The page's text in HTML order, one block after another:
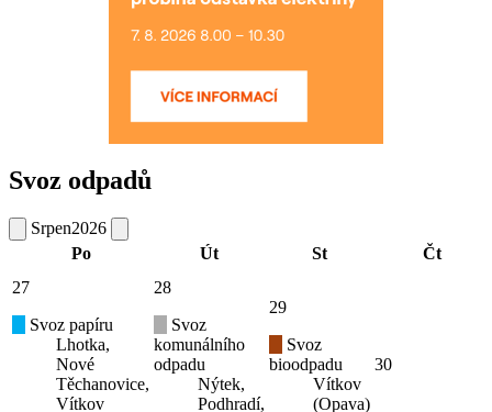
Svoz odpadů
Srpen2026
Po
Út St
Čt
27
Svoz papíru
Lhotka,
Nové
Těchanovice,
Vítkov
28
Svoz
komunálního
odpadu
Nýtek,
Podhradí,
29
Svoz
bioodpadu
Vítkov
(Opava)
30